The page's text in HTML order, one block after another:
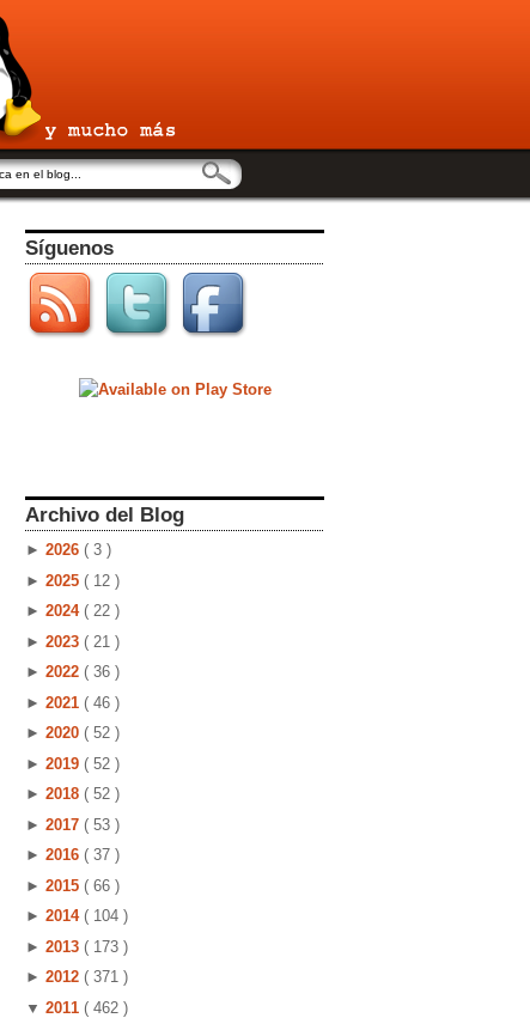
Síguenos
Archivo del Blog
► 2026 ( 3 )
► 2025 ( 12 )
► 2024 ( 22 )
► 2023 ( 21 )
► 2022 ( 36 )
► 2021 ( 46 )
► 2020 ( 52 )
► 2019 ( 52 )
► 2018 ( 52 )
► 2017 ( 53 )
► 2016 ( 37 )
► 2015 ( 66 )
► 2014 ( 104 )
► 2013 ( 173 )
► 2012 ( 371 )
▼ 2011 ( 462 )